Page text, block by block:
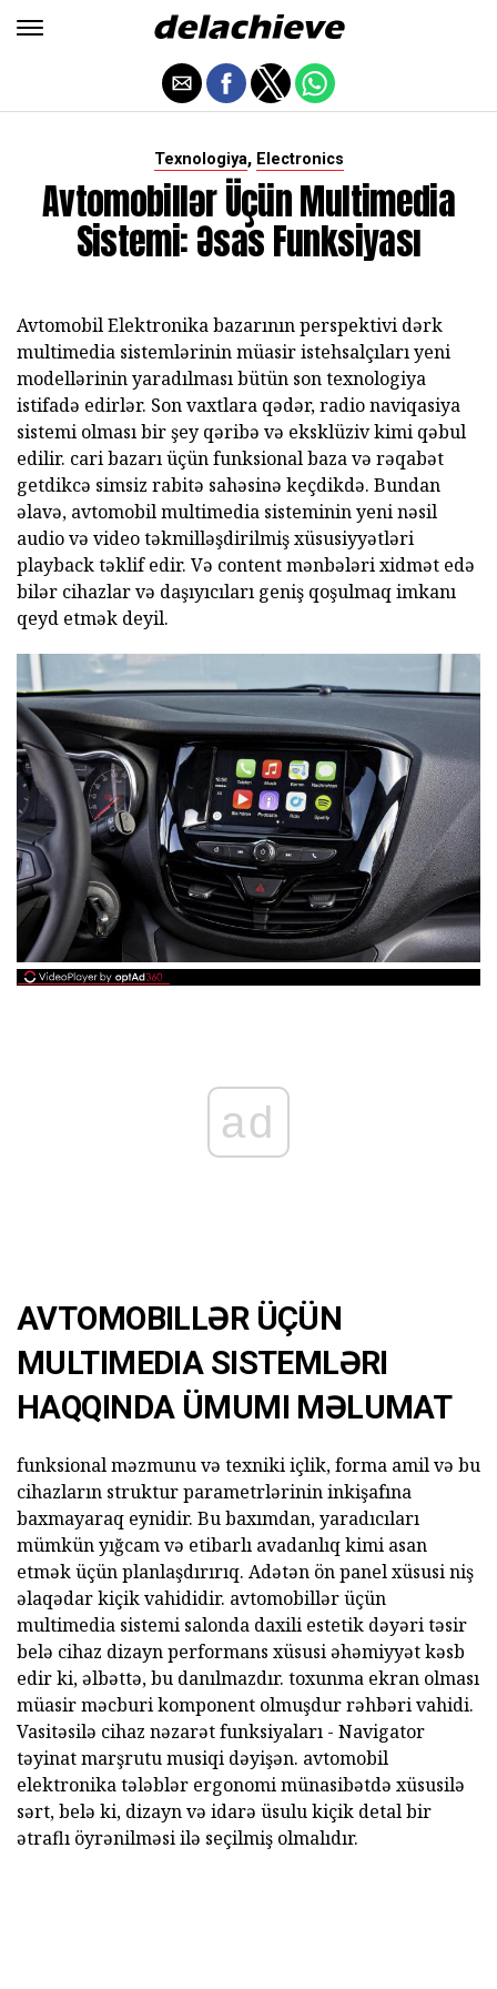
Texnologiya, Electronics
Avtomobillər Üçün Multimedia
Sistemi: Əsas Funksiyası
Avtomobil Elektronika bazarının perspektivi dərk
multimedia sistemlərinin müasir istehsalçıları yeni
modellərinin yaradılması bütün son texnologiya
istifadə edirlər. Son vaxtlara qədər, radio naviqasiya
sistemi olması bir şey qəribə və eksklüziv kimi qəbul
edilir. cari bazarı üçün funksional baza və rəqabət
getdikcə simsiz rabitə sahəsinə keçdikdə. Bundan
əlavə, avtomobil multimedia sisteminin yeni nəsil
audio və video təkmilləşdirilmiş xüsusiyyətləri
playback təklif edir. Və content mənbələri xidmət edə
bilər cihazlar və daşıyıcıları geniş qoşulmaq imkanı
qeyd etmək deyil.
ad
AVTOMOBILLƏR ÜÇÜN
MULTIMEDIA SISTEMLƏRI
HAQQINDA ÜMUMI MƏLUMAT
funksional məzmunu və texniki içlik, forma amil və bu
cihazların struktur parametrlərinin inkişafına
baxmayaraq eynidir. Bu baxımdan, yaradıcıları
mümkün yığcam və etibarlı avadanlıq kimi asan
etmək üçün planlaşdırırıq. Adətən ön panel xüsusi niş
əlaqədar kiçik vahididir. avtomobillər üçün
multimedia sistemi salonda daxili estetik dəyəri təsir
belə cihaz dizayn performans xüsusi əhəmiyyət kəsb
edir ki, əlbəttə, bu danılmazdır. toxunma ekran olması
müasir məcburi komponent olmuşdur rəhbəri vahidi.
Vasitəsilə cihaz nəzarət funksiyaları - Navigator
təyinat marşrutu musiqi dəyişən. avtomobil
elektronika tələblər ergonomi münasibətdə xüsusilə
sərt, belə ki, dizayn və idarə üsulu kiçik detal bir
ətraflı öyrənilməsi ilə seçilmiş olmalıdır.